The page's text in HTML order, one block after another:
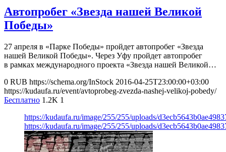
Автопробег «Звезда нашей Великой
Победы»
27 апреля в «Парке Победы» пройдет автопробег «Звезда
нашей Великой Победы». Через Уфу пройдет автопробег
в рамках международного проекта «Звезда нашей Великой…
0 RUB https://schema.org/InStock 2016-04-25T23:00:00+03:00
https://kudaufa.ru/event/avtoprobeg-zvezda-nashej-velikoj-pobedy/
Бесплатно 1.2K 1
https://kudaufa.ru/image/255/255/uploads/
https://kudaufa.ru/image/255/255/uploads/